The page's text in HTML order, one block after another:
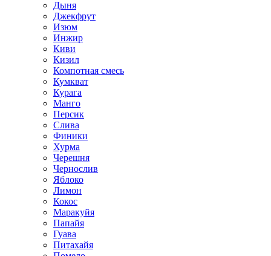
Дыня
Джекфрут
Изюм
Инжир
Киви
Кизил
Компотная смесь
Кумкват
Курага
Манго
Персик
Слива
Финики
Хурма
Черешня
Чернослив
Яблоко
Лимон
Кокос
Маракуйя
Папайя
Гуава
Питахайя